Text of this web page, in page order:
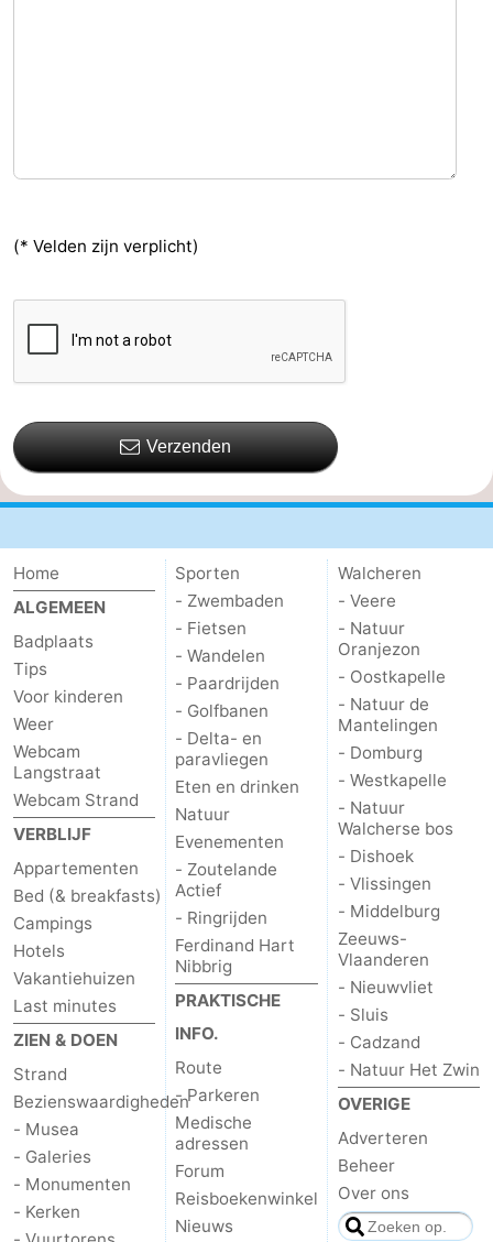
(* Velden zijn verplicht)
Verzenden
Home
ALGEMEEN
Badplaats
Tips
Voor kinderen
Weer
Webcam
Langstraat
Webcam Strand
VERBLIJF
Appartementen
Bed (& breakfasts)
Campings
Hotels
Vakantiehuizen
Last minutes
ZIEN & DOEN
Strand
Bezienswaardigheden
- Musea
- Galeries
- Monumenten
- Kerken
Sporten
- Zwembaden
- Fietsen
- Wandelen
- Paardrijden
- Golfbanen
- Delta- en
paravliegen
Eten en drinken
Natuur
Evenementen
- Zoutelande
Actief
- Ringrijden
Ferdinand Hart
Nibbrig
PRAKTISCHE
INFO.
Route
- Parkeren
Medische
adressen
Forum
Reisboekenwinkel
Nieuws
Walcheren
- Veere
- Natuur
Oranjezon
- Oostkapelle
- Natuur de
Mantelingen
- Domburg
- Westkapelle
- Natuur
Walcherse bos
- Dishoek
- Vlissingen
- Middelburg
Zeeuws-
Vlaanderen
- Nieuwvliet
- Sluis
- Cadzand
- Natuur Het Zwin
OVERIGE
Adverteren
Beheer
Over ons